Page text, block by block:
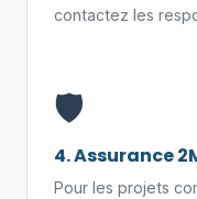
contactez les
🛡️
4. Assurance
Pour les projets